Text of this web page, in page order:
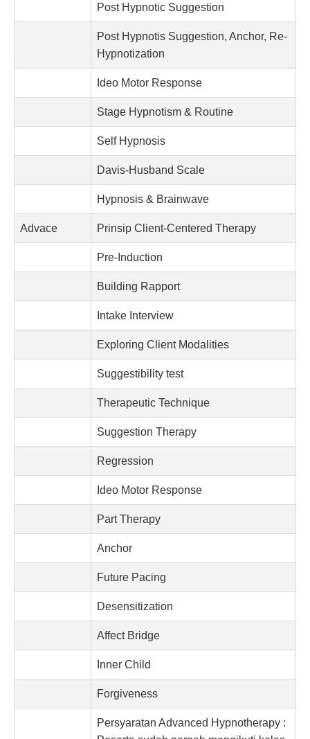
Post Hypnotic Suggestion
Post Hypnotis Suggestion, Anchor, Re-
Hypnotization
Ideo Motor Response
Stage Hypnotism & Routine
Self Hypnosis
Davis-Husband Scale
Hypnosis & Brainwave
Advace Prinsip Client-Centered Therapy
Pre-Induction
Building Rapport
Intake Interview
Exploring Client Modalities
Suggestibility test
Therapeutic Technique
Suggestion Therapy
Regression
Ideo Motor Response
Part Therapy
Anchor
Future Pacing
Desensitization
Affect Bridge
Inner Child
Forgiveness
Persyaratan Advanced Hypnotherapy :